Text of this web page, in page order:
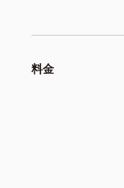
料金